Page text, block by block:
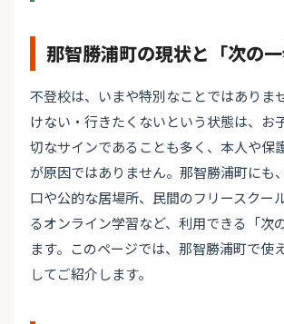
那智勝浦町の現状と「次の一
不登校は、いまや特別なことではありま
けない・行きたくないという状態は、お
切なサインであることも多く、本人や保
が原因ではありません。那智勝浦町にも
口や公的な居場所、民間のフリースクー
るオンライン学習など、利用できる「次
ます。このページでは、那智勝浦町で使
してご紹介します。